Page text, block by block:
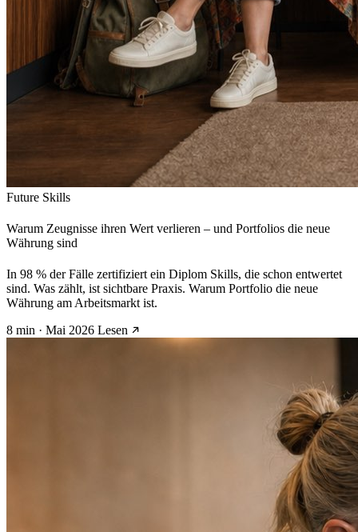
Future Skills
Warum Zeugnisse ihren Wert verlieren – und Portfolios die neue
Währung sind
In 98 % der Fälle zertifiziert ein Diplom Skills, die schon entwertet
sind. Was zählt, ist sichtbare Praxis. Warum Portfolio die neue
Währung am Arbeitsmarkt ist.
8 min · Mai 2026 Lesen